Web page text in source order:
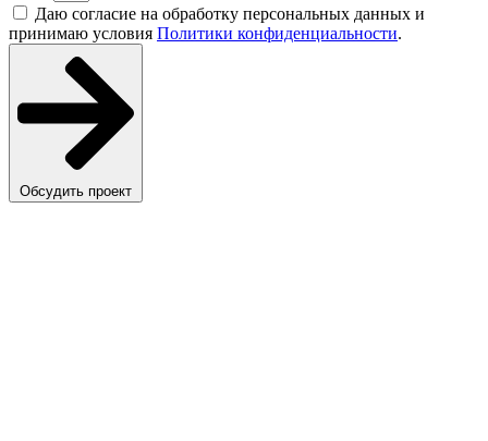
Даю согласие на обработку персональных данных и
принимаю условия Политики конфиденциальности.
Обсудить проект